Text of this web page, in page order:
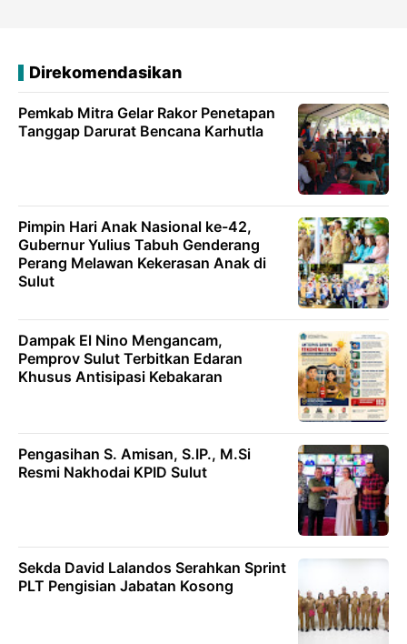
Direkomendasikan
Pemkab Mitra Gelar Rakor Penetapan
Tanggap Darurat Bencana Karhutla
Pimpin Hari Anak Nasional ke-42,
Gubernur Yulius Tabuh Genderang
Perang Melawan Kekerasan Anak di
Sulut
Dampak El Nino Mengancam,
Pemprov Sulut Terbitkan Edaran
Khusus Antisipasi Kebakaran
Pengasihan S. Amisan, S.IP., M.Si
Resmi Nakhodai KPID Sulut
Sekda David Lalandos Serahkan Sprint
PLT Pengisian Jabatan Kosong